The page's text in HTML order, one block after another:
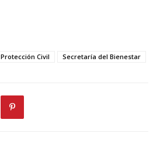
Protección Civil Secretaría del Bienestar